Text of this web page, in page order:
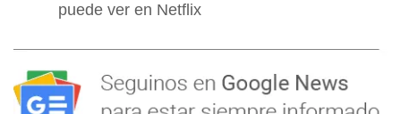
puede ver en Netflix